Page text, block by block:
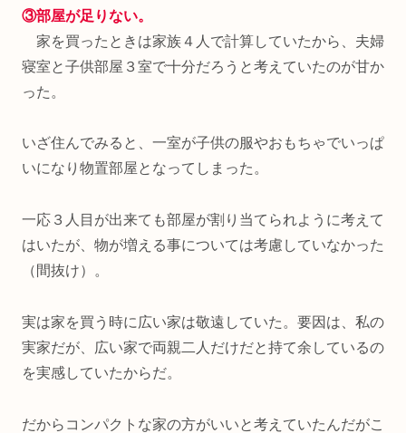
③部屋が足りない。
家を買ったときは家族４人で計算していたから、夫婦
寝室と子供部屋３室で十分だろうと考えていたのが甘か
った。
いざ住んでみると、一室が子供の服やおもちゃでいっぱ
いになり物置部屋となってしまった。
一応３人目が出来ても部屋が割り当てられように考えて
はいたが、物が増える事については考慮していなかった
（間抜け）。
実は家を買う時に広い家は敬遠していた。要因は、私の
実家だが、広い家で両親二人だけだと持て余しているの
を実感していたからだ。
だからコンパクトな家の方がいいと考えていたんだがこ